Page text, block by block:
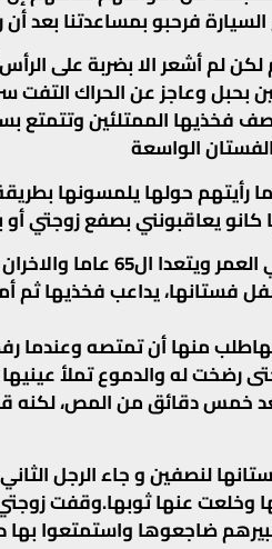
فرحبو بمساعدتنا بعد
لم أشعر الا بضربة على
بحبل وعاجز عن الحراك التفت
فخذيها الممتلئين وتتمتع
الواسعة
رأيتهم حولها يلمسونها
كانو يعاقبونني بصفع زوجتي
فستانها، يداعب فخذيها
منها أن تمتصه وعندما
رضخت له والدموع تملأ
خمس دقائق من المص، لكنه
لنصفين و جاء الرجل
وخلعت عنها ثوبها.وقفت
ضاجعوها واستمتعوا